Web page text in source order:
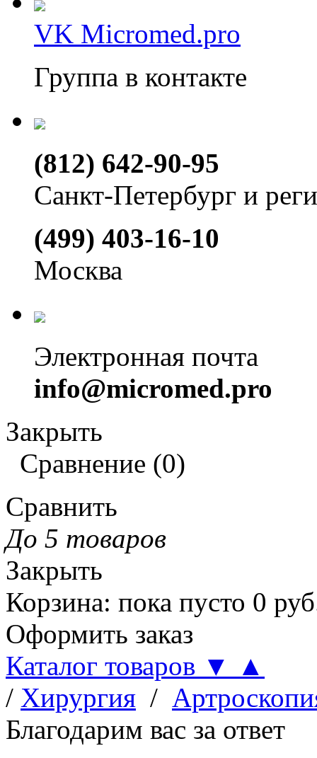
VK Micromed.pro
Группа в контакте
(812) 642-90-95
Санкт-Петербург и
(499) 403-16-10
Москва
Электронная почта
info@micromed.pro
Закрыть
Сравнение (0)
Сравнить
До 5 товаров
Закрыть
Корзина: пока пусто 0
Оформить заказ
Каталог товаров ▼
▲
/ Хирургия /
Благодарим вас за ответ